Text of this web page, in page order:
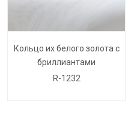
Кольцо их белого золота с
бриллиантами
R-1232